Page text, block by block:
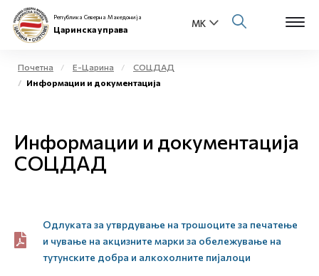
Физички лица
Бизнис заедница
Медиа центар
Република Северна Македонија
Царинска управа
Почетна Е-Царина
СОЦДАД
Информации и документација
Информации и документација
СОЦДАД
Одлуката за утврдување на трошоците за печатење
и чување на акцизните марки за обележување на
тутунските добра и алкохолните пијалоци